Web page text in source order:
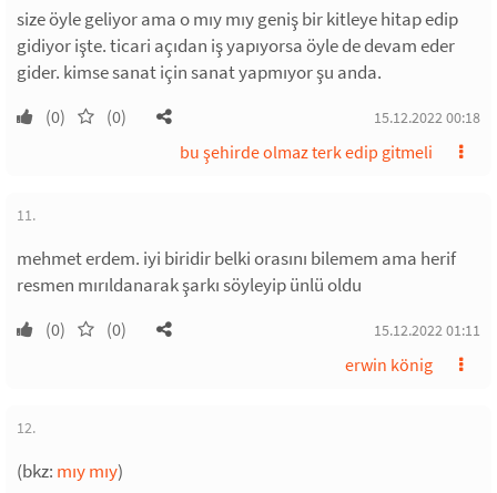
size öyle geliyor ama o mıy mıy geniş bir kitleye hitap edip
gidiyor işte. ticari açıdan iş yapıyorsa öyle de devam eder
gider. kimse sanat için sanat yapmıyor şu anda.
(0) (0) 15.12.2022 00:18
bu şehirde olmaz terk edip gitmeli
11.
mehmet erdem. iyi biridir belki orasını bilemem ama herif
resmen mırıldanarak şarkı söyleyip ünlü oldu
(0) (0) 15.12.2022 01:11
erwin könig
12.
(bkz: mıy mıy)